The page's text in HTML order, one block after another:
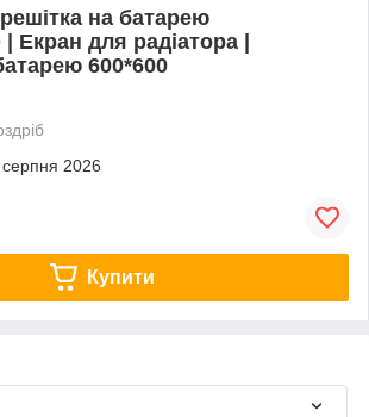
на батарею
| Екран для радіатора |
600*600
2026
Купити